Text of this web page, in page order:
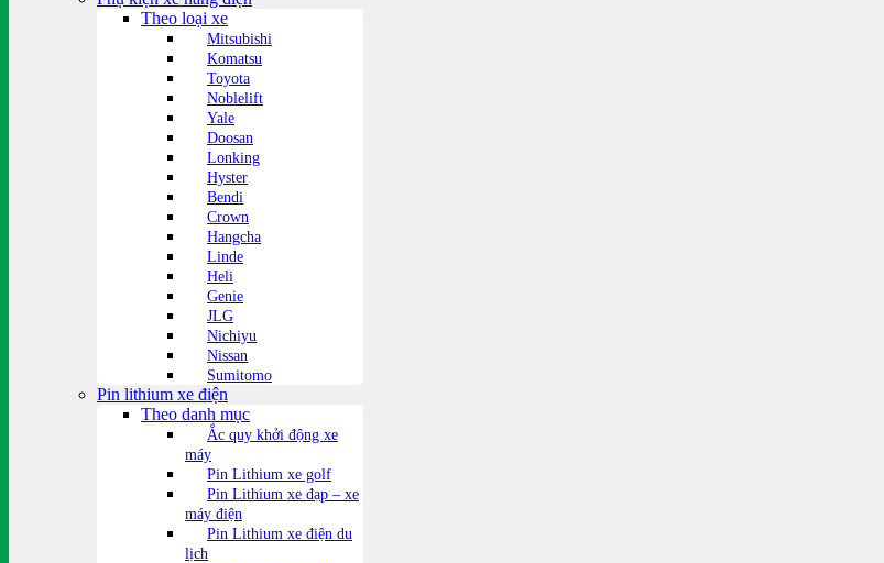
Theo loại xe
Mitsubishi
Komatsu
Toyota
Noblelift
Yale
Doosan
Lonking
Hyster
Bendi
Crown
Hangcha
Linde
Heli
Genie
JLG
Nichiyu
Nissan
Sumitomo
Pin lithium xe điện
Theo danh mục
Ắc quy khởi động xe
máy
Pin Lithium xe golf
Pin Lithium xe đạp – xe
máy điện
Pin Lithium xe điện du
lịch